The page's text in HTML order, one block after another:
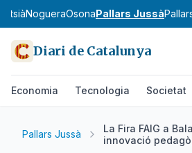
NogueraOsonaPallars Jussà
Diari de Catalunya
Economia Tecnologia Societat
Pallars Jussà
La Fira FAIG a
innovació